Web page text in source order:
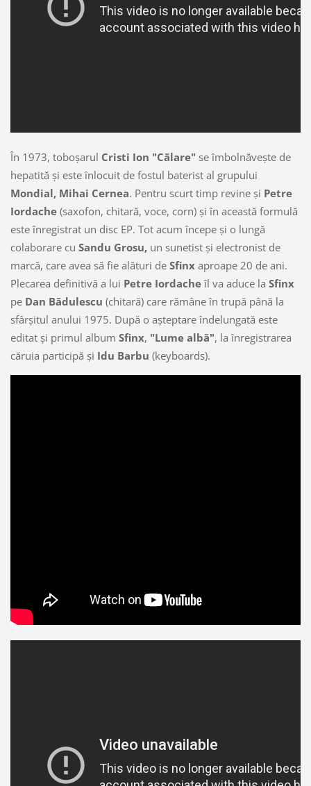
În 1973, toboşarul Cristi Ion "Călare" se îmbolnăveşte de
hepatită şi este înlocuit de fostul baterist al grupului
Mondial, Mihai Cernea. Pentru scurt timp revine şi Petre
Iordache(saxofon, chitară, voce, corn) şi în această formulă
este înregistrat un disc EP. Tot acum începe şi o lungă
colaborare cu Sandu Grosu,un sunetist şi electronist de
marcă, care avea să fie alături de Sfinxaproape 20 de ani.
Plecarea definitivă a lui Petre Iordacheîl va aduce la Sfinx
pe Dan Bădulescu (chitară) care rămâne în trupă până la
sfârşitul anului 1975. După o aşteptare îndelungată este
editat şi primul album Sfinx, "Lume albă", la înregistrarea
căruia participă şi Idu Barbu (keyboards).